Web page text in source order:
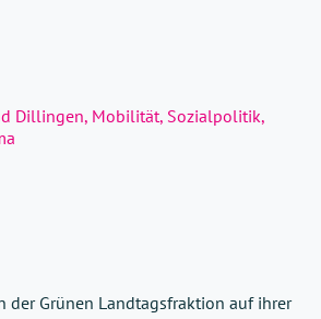
Dillingen, Mobilität, Sozialpolitik,
der Grünen Landtagsfraktion auf ihrer